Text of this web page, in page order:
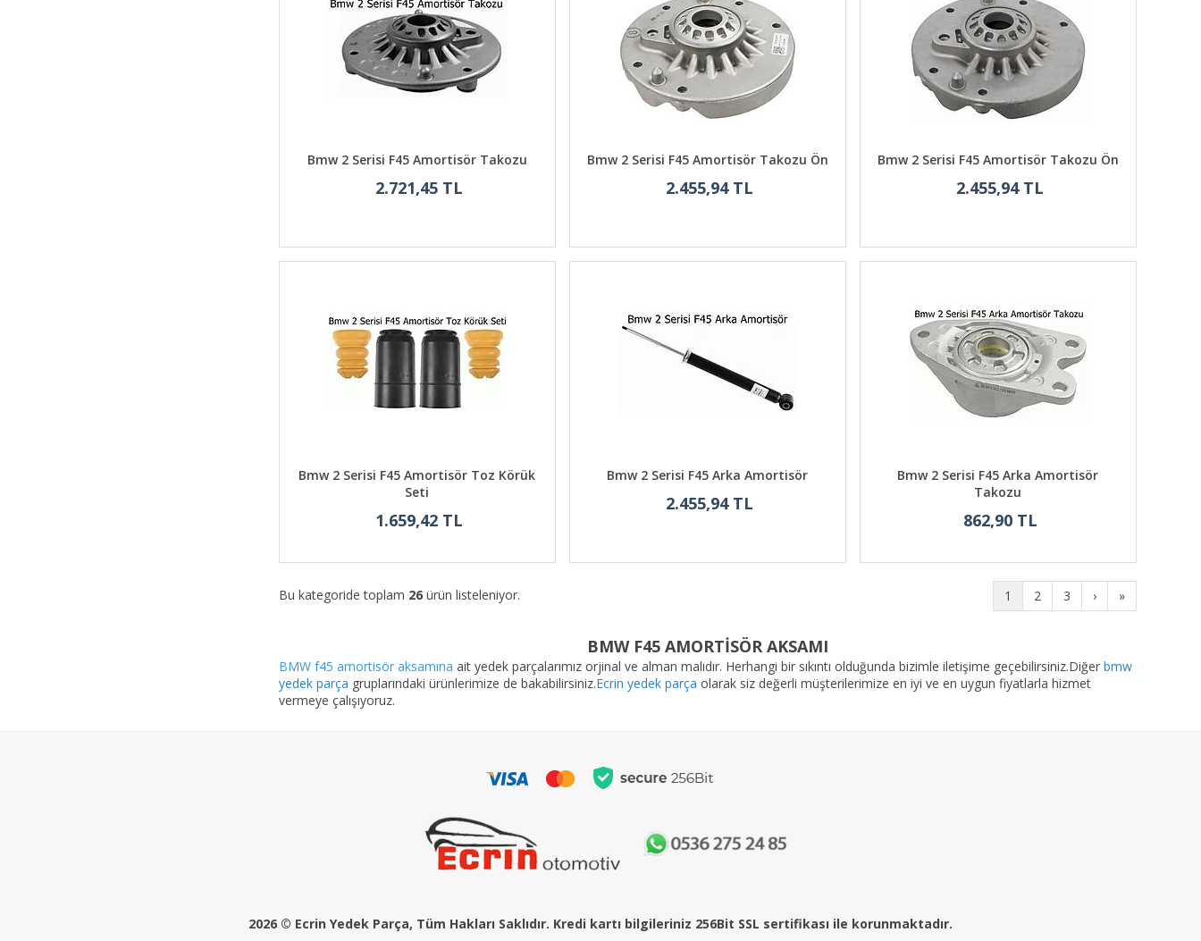
Bmw 2 Serisi F45 Amortisör Takozu
2.721,45 TL
Bmw 2 Serisi F45 Amortisör Takozu Ön
2.455,94 TL
Bmw 2 Serisi F45 Amortisör Takozu Ön
2.455,94 TL
Bmw 2 Serisi F45 Amortisör Toz Körük
Seti
1.659,42 TL
Bmw 2 Serisi F45 Arka Amortisör
2.455,94 TL
Bmw 2 Serisi F45 Arka Amortisör
Takozu
862,90 TL
Bu kategoride toplam 26 ürün listeleniyor. 1 2 3 › »
BMW F45 AMORTİSÖR AKSAMI
BMW f45 amortisör aksamına ait yedek parçalarımız orjinal ve alman malıdır. Herhangi bir sıkıntı olduğunda bizimle iletişime geçebilirsiniz.Diğer bmw
yedek parça gruplarındaki ürünlerimize de bakabilirsiniz.Ecrin yedek parça olarak siz değerli müşterilerimize en iyi ve en uygun fiyatlarla hizmet
vermeye çalışıyoruz.
2026 © Ecrin Yedek Parça, Tüm Hakları Saklıdır. Kredi kartı bilgileriniz 256Bit SSL sertifikası ile korunmaktadır.